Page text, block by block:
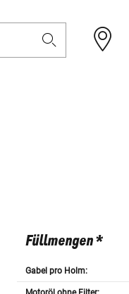
Füllmengen *
Gabel pro Holm: